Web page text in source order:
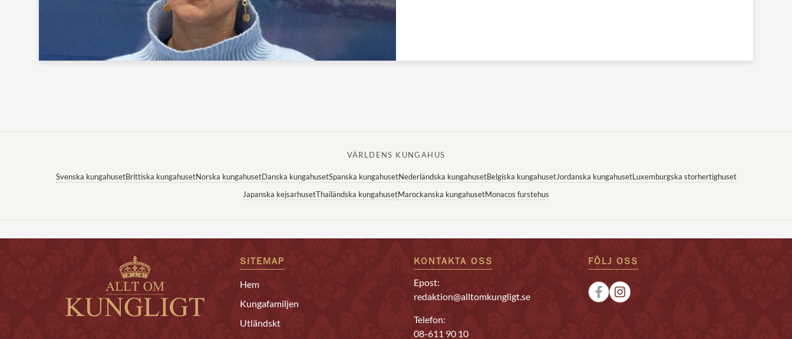
VÄRLDENS KUNGAHUS
Svenska kungahusetBrittiska kungahusetNorska kungahusetDanska kungahusetSpanska kungahusetNederländska kungahusetBelgiska kungahusetJordanska kungahusetLuxemburgska storhertighuset
Japanska kejsarhusetThailändska kungahusetMarockanska kungahusetMonacos furstehus
SITEMAP
Hem
Kungafamiljen
Utländskt
KONTAKTA OSS
Epost:
redaktion@alltomkungligt.se
Telefon:
08-611 90 10
FÖLJ OSS